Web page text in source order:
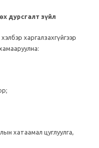
дурсгалт зүйл
харгалзахгүйгээр
хатаамал цуглуулга,